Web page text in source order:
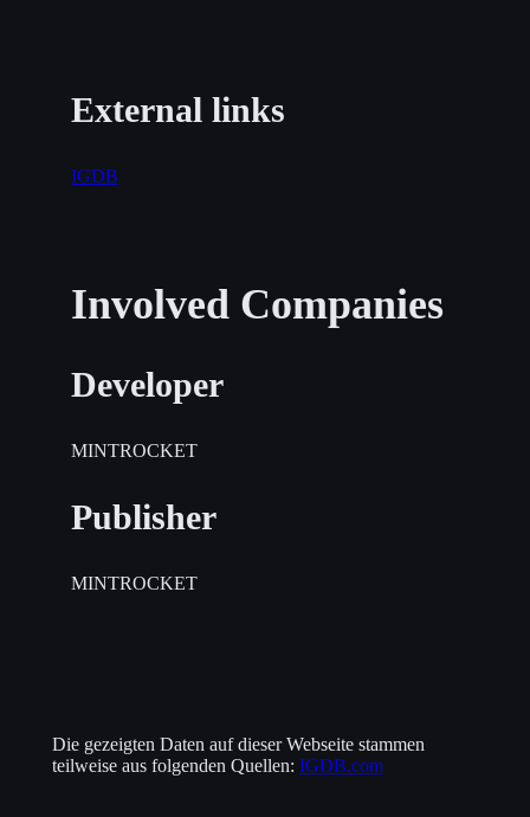
External links
IGDB
Involved Companies
Developer
MINTROCKET
Publisher
MINTROCKET
Die gezeigten Daten auf dieser Webseite stammen
teilweise aus folgenden Quellen: IGDB.com